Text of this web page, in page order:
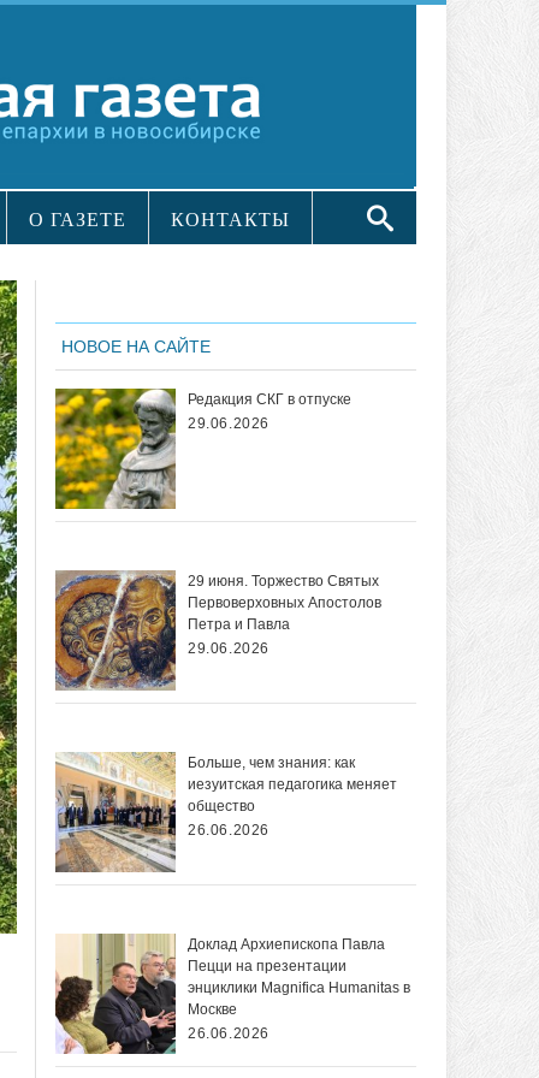
О ГАЗЕТЕ КОНТАКТЫ
НОВОЕ НА САЙТЕ
Редакция СКГ в отпуске
29.06.2026
29 июня. Торжество Святых
Первоверховных Апостолов
Петра и Павла
29.06.2026
Больше, чем знания: как
иезуитская педагогика меняет
общество
26.06.2026
Доклад Архиепископа Павла
Пецци на презентации
энциклики Magnifica Нumanitas в
Москве
26.06.2026